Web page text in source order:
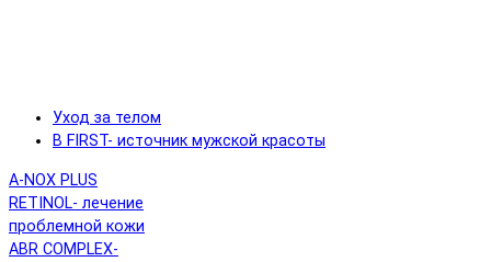
Уход за телом
B FIRST- источник мужской красоты
A-NOX PLUS
RETINOL- лечение
проблемной кожи
ABR COMPLEX-